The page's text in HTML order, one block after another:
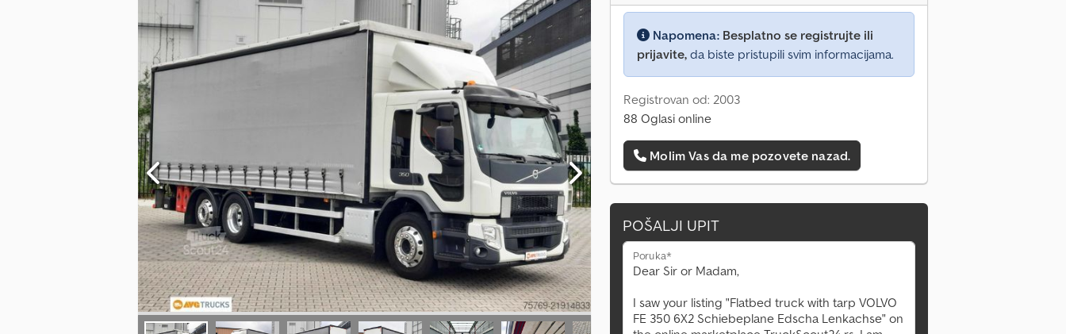
Napomena: Besplatno se registrujte ili
prijavite, da biste pristupili svim informacijama.
Registrovan od: 2003
88 Oglasi online
Molim Vas da me pozovete nazad.
POŠALJI UPIT
Poruka*